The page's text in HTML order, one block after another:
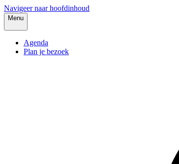
Navigeer naar hoofdinhoud
Menu
Agenda
Plan je bezoek